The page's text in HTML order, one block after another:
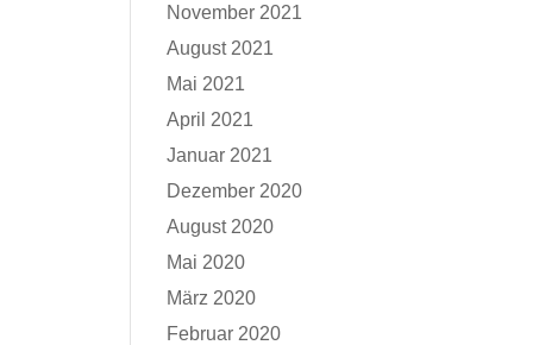
November 2021
August 2021
Mai 2021
April 2021
Januar 2021
Dezember 2020
August 2020
Mai 2020
März 2020
Februar 2020